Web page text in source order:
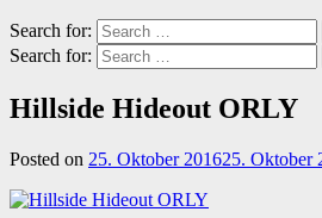
Search for:
Search for:
Hillside Hideout ORLY
Posted on 25. Oktober 201625. Oktober